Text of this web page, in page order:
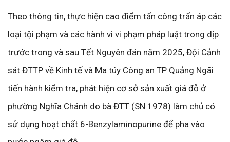
Theo thông tin, thực hiện cao điểm tấn công trấn áp các
loại tội phạm và các hành vi vi phạm pháp luật trong dịp
trước trong và sau Tết Nguyên đán năm 2025, Đội Cảnh
sát ĐTTP về Kinh tế và Ma túy Công an TP Quảng Ngãi
tiến hành kiểm tra, phát hiện cơ sở sản xuất giá đỗ ở
phường Nghĩa Chánh do bà ĐTT (SN 1978) làm chủ có
sử dụng hoạt chất 6-Benzylaminopurine để pha vào